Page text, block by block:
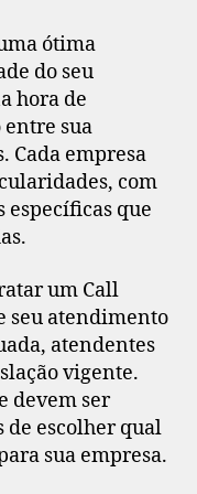
ótima
do seu
hora de
sua
Cada empresa
com
específicas que
um Call
seu atendimento
atendentes
vigente.
devem ser
de escolher qual
sua empresa.